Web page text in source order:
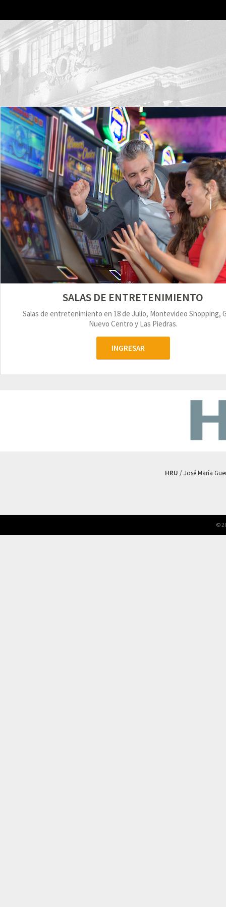
SALAS DE ENTRETENIMIENTO
Salas de entretenimiento en 18 de Julio, Montevideo Shopping,
Nuevo Centro y Las Piedras.
INGRESAR
HRU / José María
©